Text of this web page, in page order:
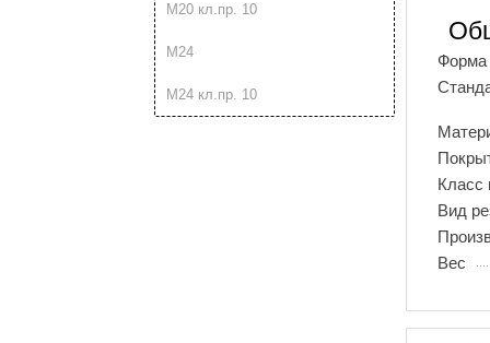
М20 кл.пр. 10
М24
М24 кл.пр. 10
Форма
Класс
Вид
Вес